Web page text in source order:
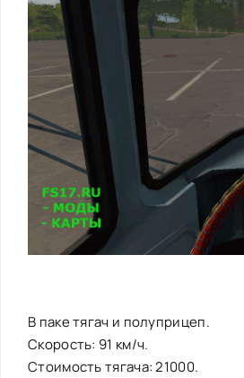
В паке тягач и полуприцеп.
Скорость: 91 км/ч.
Стоимость тягача: 21000.